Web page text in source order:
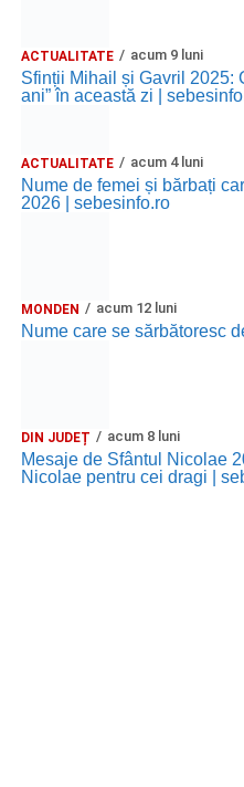
ACTUALITATE acum 9 luni
Sfinții Mihail și Gavril 2025:
ani” în această zi |
ACTUALITATE acum 4 luni
Nume de femei și bărbați
2026 | sebesinfo.ro
MONDEN acum 12 luni
Nume care se sărbătoresc
DIN JUDEȚ acum 8 luni
Mesaje de Sfântul Nicolae
Nicolae pentru cei dragi |